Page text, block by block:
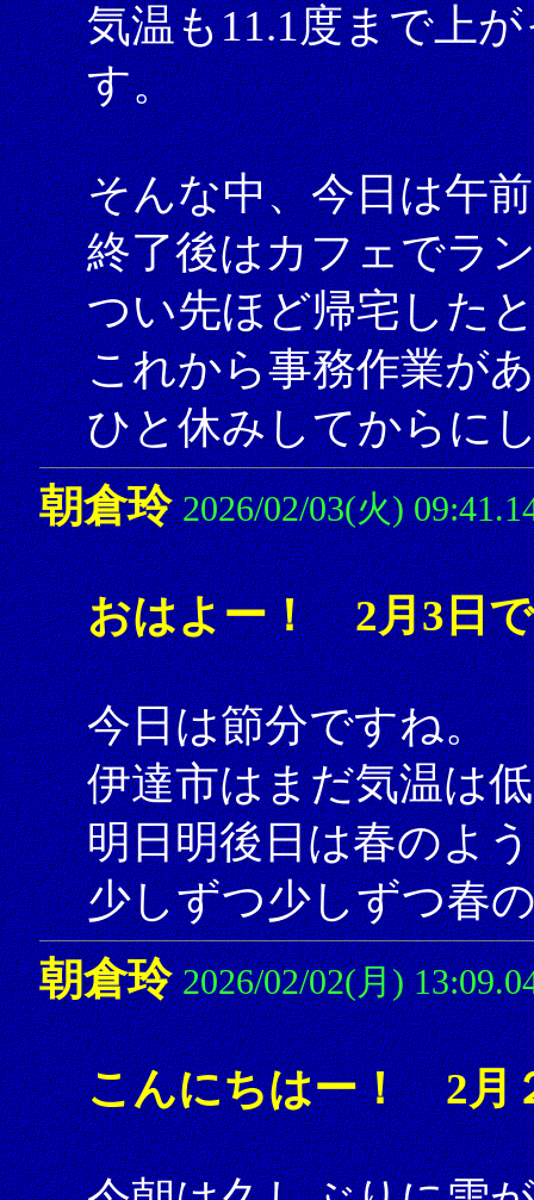
気温も11.1度まで上
す。
そんな中、今日は午
終了後はカフェでラ
つい先ほど帰宅した
これから事務作業が
ひと休みしてから
朝倉玲 2026/02/03(火)
おはよー！ 2月3日
今日は節分ですね。
伊達市はまだ気温は
明日明後日は春のよ
少しずつ少しずつ春
朝倉玲 2026/02/02(月)
こんにちはー！ 2月